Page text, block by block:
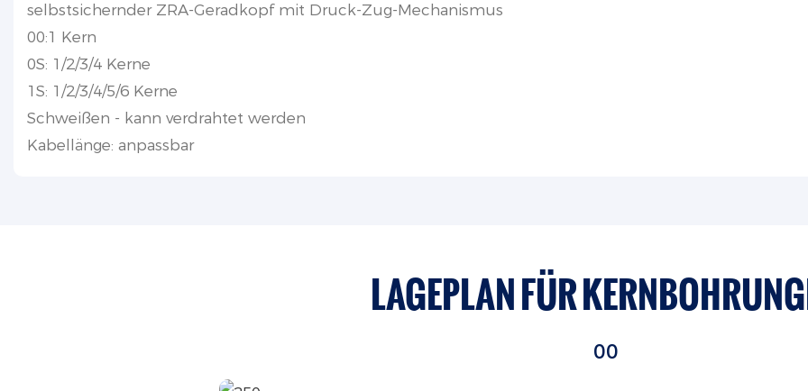
selbstsichernder ZRA-Geradkopf mit Druck-Zug-Mechanismus
00:1 Kern
0S: 1/2/3/4 Kerne
1S: 1/2/3/4/5/6 Kerne
Schweißen - kann verdrahtet werden
Kabellänge: anpassbar
LAGEPLAN FÜR
00